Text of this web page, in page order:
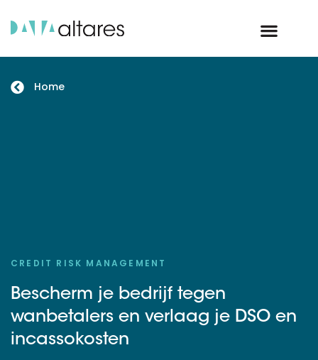
Home
CREDIT RISK MANAGEMENT
Bescherm je bedrijf tegen
wanbetalers en verlaag je DSO en
incassokosten